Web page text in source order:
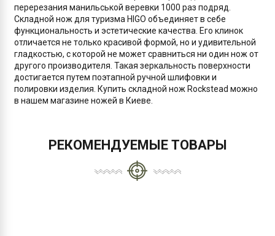
перерезания манильськой веревки 1000 раз подряд.
Складной нож для туризма HIGO объединяет в себе
функциональность и эстетические качества. Его клинок
отличается не только красивой формой, но и удивительной
гладкостью, с которой не может сравниться ни один нож от
другого производителя. Такая зеркальность поверхности
достигается путем поэтапной ручной шлифовки и
полировки изделия. Купить складной нож Rockstead можно
в нашем магазине ножей в Киеве.
РЕКОМЕНДУЕМЫЕ ТОВАРЫ